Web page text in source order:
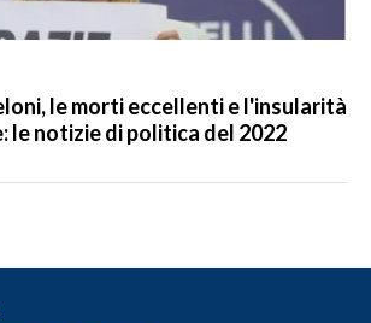
le morti eccellenti e l'insularità
le notizie di politica del 2022